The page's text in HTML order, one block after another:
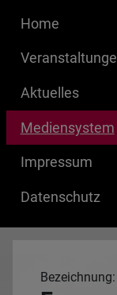
Home
Aktuelles
Mediensystem
Impressum
Datenschutz
Bezeichnung: